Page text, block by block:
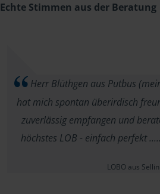
Echte Stimmen aus der Beratung
Herr Blüthgen aus Putbus
hat mich spontan überirdisch
zuverlässig empfangen und
höchstes LOB - einfach perfekt
LOBO aus Sellin